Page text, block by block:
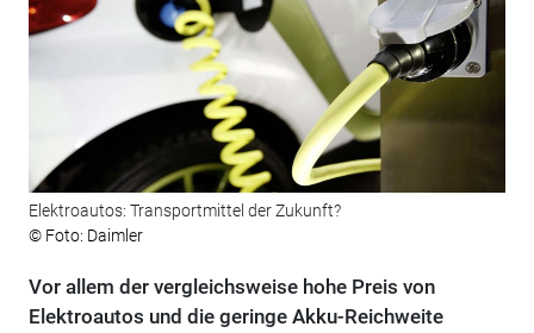
Elektroautos: Transportmittel der Zukunft?
© Foto: Daimler
Vor allem der vergleichsweise hohe Preis von
Elektroautos und die geringe Akku-Reichweite